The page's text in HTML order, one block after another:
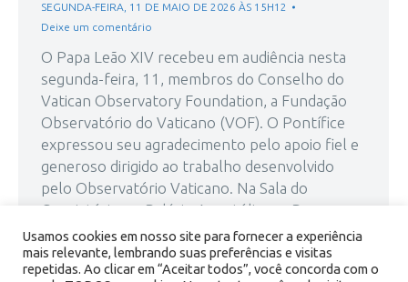
SEGUNDA-FEIRA, 11 DE MAIO DE 2026 ÀS 15H12
Deixe um comentário
O Papa Leão XIV recebeu em audiência nesta
segunda-feira, 11, membros do Conselho do
Vatican Observatory Foundation, a Fundação
Observatório do Vaticano (VOF). O Pontífice
expressou seu agradecimento pelo apoio fiel e
generoso dirigido ao trabalho desenvolvido
pelo Observatório Vaticano. Na Sala do
Consistório no Palácio Apostólico, o Papa
enfatizou ao grupo de cerca de…
Usamos cookies em nosso site para fornecer a experiência
mais relevante, lembrando suas preferências e visitas
repetidas. Ao clicar em “Aceitar todos”, você concorda com o